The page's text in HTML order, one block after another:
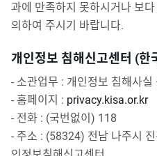
과에 만족하지 못하시거나 보
의하여 주시기 바랍니다.
개인정보 침해신고센터 (한
- 소관업무 : 개인정보 침해사실
- 홈페이지 : privacy.kisa.or.kr
- 전화 : (국번없이) 118
- 주소 : (58324) 전남 나주시